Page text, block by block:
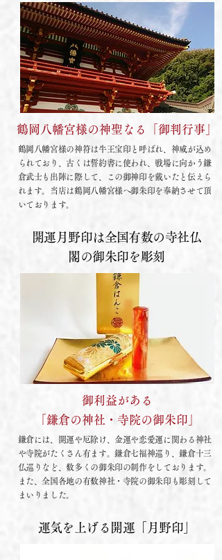
鶴岡八幡宮様の神聖なる「御判行事」
鶴岡八幡宮様の神符は牛王宝印と呼ばれ、神威が込め
られており、古くは誓約書に使われ、戦場に向かう鎌
倉武士も出陣に際して、この御神印を戴いたと伝えら
れます。当店は鶴岡八幡宮様へ御朱印を奉納させて頂
いております。
開運月野印は全国有数の寺社仏
閣の御朱印を彫刻
御利益がある
「鎌倉の神社・寺院の御朱印」
鎌倉には、開運や厄除け、金運や恋愛運に関わる神社
や寺院がたくさん有ます。鎌倉七福神巡り、鎌倉十三
仏巡りなど、数多くの御朱印の制作をしております。
また、全国各地の有数神社・寺院の御朱印も彫刻して
まいりました。
運気を上げる開運「月野印」